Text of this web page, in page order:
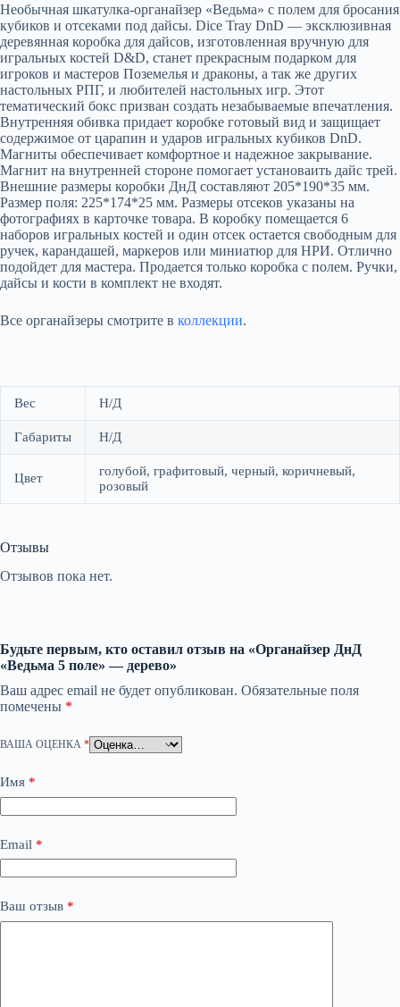
Необычная шкатулка-органайзер «Ведьма» с полем для бросания
кубиков и отсеками под дайсы. Dice Tray DnD — эксклюзивная
деревянная коробка для дайсов, изготовленная вручную для
игральных костей D&D, станет прекрасным подарком для
игроков и мастеров Поземелья и драконы, а так же других
настольных РПГ, и любителей настольных игр. Этот
тематический бокс призван создать незабываемые впечатления.
Внутренняя обивка придает коробке готовый вид и защищает
содержимое от царапин и ударов игральных кубиков DnD.
Магниты обеспечивает комфортное и надежное закрывание.
Магнит на внутренней стороне помогает установаить дайс трей.
Внешние размеры коробки ДнД составляют 205*190*35 мм.
Размер поля: 225*174*25 мм. Размеры отсеков указаны на
фотографиях в карточке товара. В коробку помещается 6
наборов игральных костей и один отсек остается свободным для
ручек, карандашей, маркеров или миниатюр для НРИ. Отлично
подойдет для мастера. Продается только коробка с полем. Ручки,
дайсы и кости в комплект не входят.
Все органайзеры смотрите в коллекции.
Вес Н/Д
Габариты Н/Д
Цвет
голубой, графитовый, черный, коричневый,
розовый
Отзывы
Отзывов пока нет.
Будьте первым, кто оставил отзыв на «Органайзер ДнД
«Ведьма 5 поле» — дерево»
Ваш адрес email не будет опубликован. Обязательные поля
помечены *
ВАША ОЦЕНКА *
Имя *
Email *
Ваш отзыв *